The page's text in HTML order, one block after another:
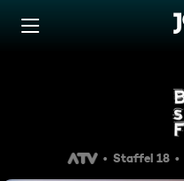
Zum Inhalt springen
Staffel 18